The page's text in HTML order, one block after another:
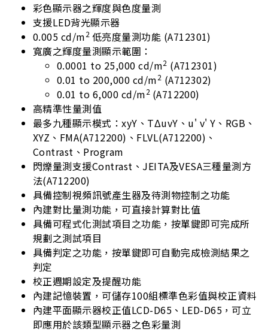
彩色顯示器之輝度與色度量測
支援LED背光顯示器
0.005 cd/m2 低亮度量測功能 (A712301)
寬廣之輝度量測顯示範圍：
0.0001 to 25,000 cd/m2 (A712301)
0.01 to 200,000 cd/m2 (A712302)
0.01 to 6,000 cd/m2 (A712200)
高精準性量測值
最多九種顯示模式：xyY、TΔuvY、u' v' Y、RGB、
XYZ、FMA(A712200)、FLVL(A712200)、
Contrast、Program
閃爍量測支援Contrast、JEITA及VESA三種量測方
法(A712200)
具備控制視頻訊號產生器及待測物控制之功能
內建對比量測功能，可直接計算對比值
具備可程式化測試項目之功能，按單鍵即可完成所
規劃之測試項目
具備判定之功能，按單鍵即可自動完成檢測結果之
判定
校正週期設定及提醒功能
內建記憶裝置，可儲存100組標準色彩值與校正資料
內建平面顯示器校正值LCD-D65、LED-D65，可立
即應用於該類型顯示器之色彩量測